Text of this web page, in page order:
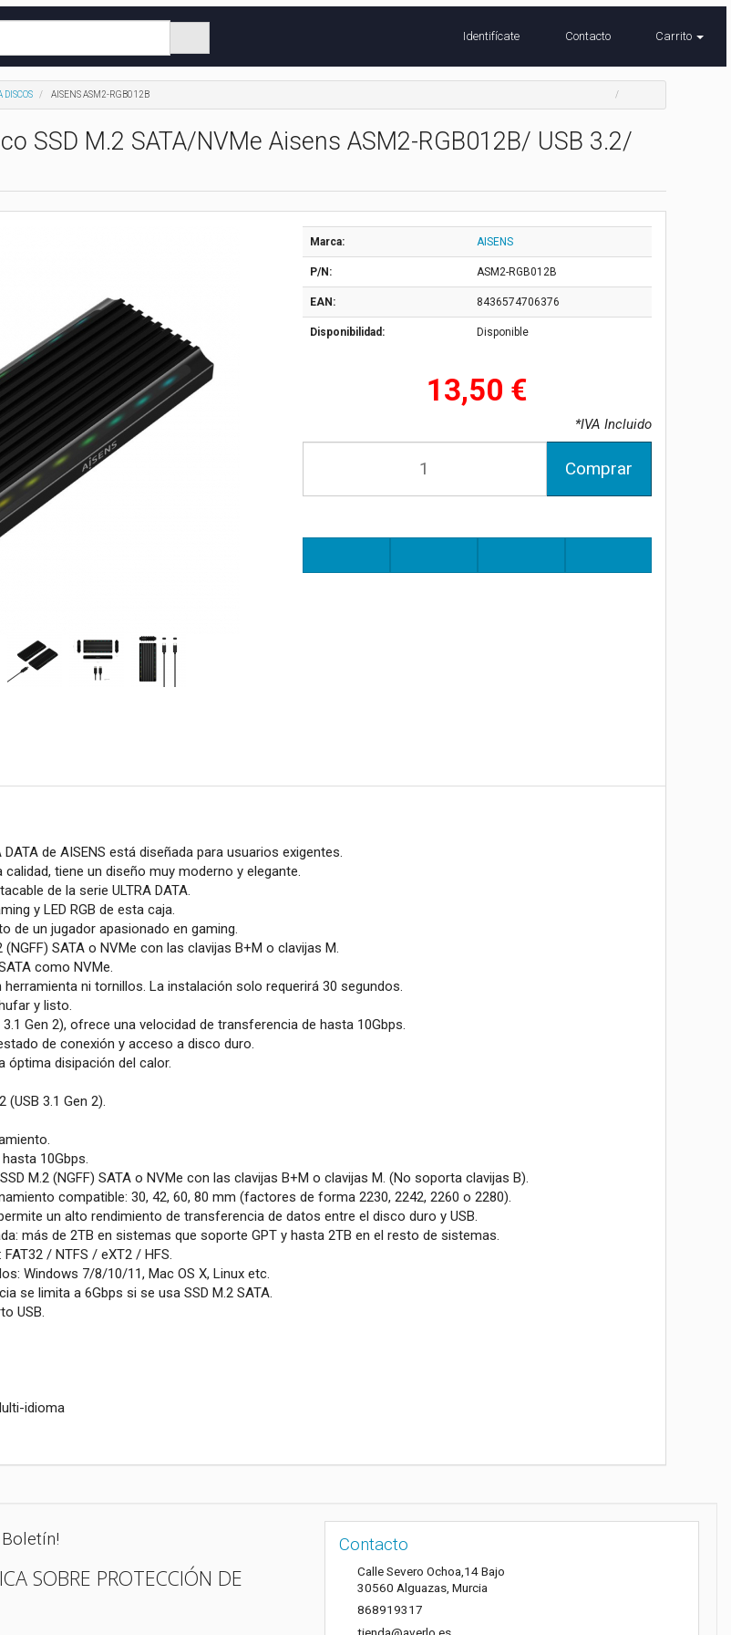
Identifícate Contacto Carrito
DISCOS AISENS ASM2-RGB012B
SSD M.2 SATA/NVMe Aisens ASM2-RGB012B/ USB 3.2/
Marca: AISENS
P/N: ASM2-RGB012B
EAN: 8436574706376
Disponibilidad: Disponible
13,50 €
*IVA Incluido
Comprar
DATA de AISENS está diseñada para usuarios exigentes.
tiene un diseño muy moderno y elegante.
de la serie ULTRA DATA.
y LED RGB de esta caja.
de un jugador apasionado en gaming.
SATA o NVMe con las clavijas B+M o clavijas M.
como NVMe.
ni tornillos. La instalación solo requerirá 30 segundos.
y listo.
3.1 Gen 2), ofrece una velocidad de transferencia de hasta 10Gbps.
de conexión y acceso a disco duro.
óptima disipación del calor.
(USB 3.1 Gen 2).
10Gbps.
M.2 (NGFF) SATA o NVMe con las clavijas B+M o clavijas M. (No soporta clavijas B).
compatible: 30, 42, 60, 80 mm (factores de forma 2230, 2242, 2260 o 2280).
un alto rendimiento de transferencia de datos entre el disco duro y USB.
más de 2TB en sistemas que soporte GPT y hasta 2TB en el resto de sistemas.
/ NTFS / eXT2 / HFS.
Windows 7/8/10/11, Mac OS X, Linux etc.
se limita a 6Gbps si se usa SSD M.2 SATA.
USB.
idioma
SOBRE PROTECCIÓN DE
Contacto
Calle Severo Ochoa,14 Bajo
30560 Alguazas, Murcia
868919317